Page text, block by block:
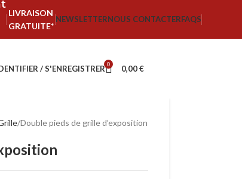
LIVRAISON
GRATUITE*
NEWSLETTERNOUS CONTACTERFAQS
/ S'ENREGISTRER 0 0,00€
Double pieds de grille d’exposition